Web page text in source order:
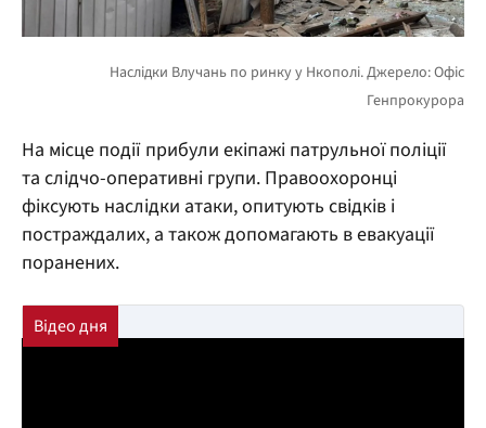
На місце події прибули екіпажі патрульної поліції
та слідчо-оперативні групи. Правоохоронці
фіксують наслідки атаки, опитують свідків і
постраждалих, а також допомагають в евакуації
поранених.